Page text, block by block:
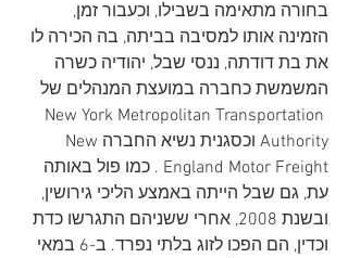
בחורה מתאימה בשבילו, וכעבור זמן,
הזמינה אותו למסיבה בביתה, בה הכירה לו
את בת דודתה, ננסי שבל, יהודיה כשרה
המשמשת כחברה במועצת המנהלים של
New York Metropolitan Transportation
Authority וכסגנית נשיא החברהNew
England Motor Freight . כמו פול באותה
עת, גם שבל הייתה באמצע הליכי גירושין,
ובשנת 2008, אחרי ששניהם התגרשו כדת
וכדין, הם הפכו לזוג בלתי נפרד. ב-6 במאי